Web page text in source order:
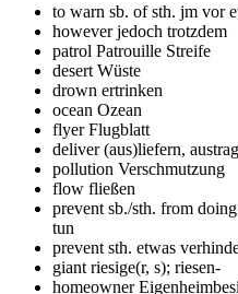
to warn sb. of sth. jm vor
howeverjedoch trotzdem
patrol Patrouille Streife
desert Wüste
drown ertrinken
ocean Ozean
flyerFlugblatt
deliver(aus)liefern,
pollution Verschmutzung
flow fließen
prevent sb./sth. from
tun
prevent sth. etwas
giant riesige(r, s); riesen-
homeowner